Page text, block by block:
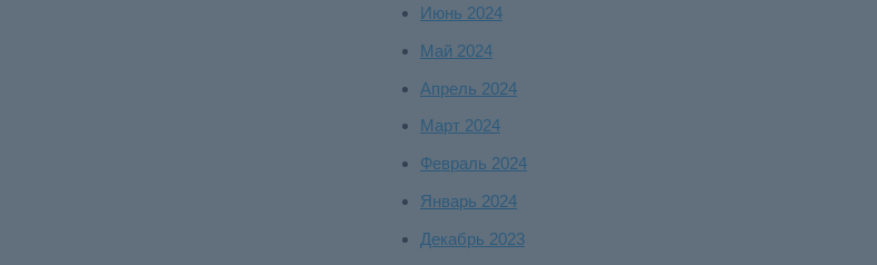
Июнь 2024
Май 2024
Апрель 2024
Март 2024
Февраль 2024
Январь 2024
Декабрь 2023